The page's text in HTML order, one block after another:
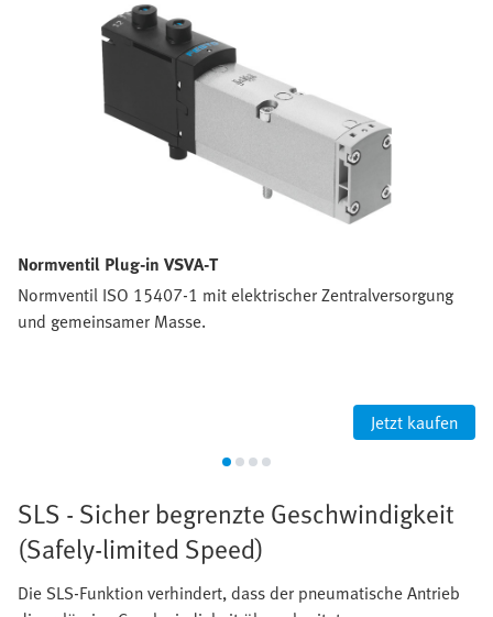
Normventil Plug-in VSVA-T
Normventil ISO 15407-1 mit elektrischer Zentralversorgung
und gemeinsamer Masse.
Jetzt kaufen
SLS - Sicher begrenzte Geschwindigkeit
(Safely-limited Speed)
Die SLS-Funktion verhindert, dass der pneumatische Antrieb